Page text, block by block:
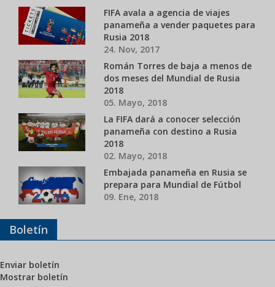
FIFA avala a agencia de viajes
panameña a vender paquetes para
Rusia 2018
24. Nov, 2017
Román Torres de baja a menos de
dos meses del Mundial de Rusia
2018
05. Mayo, 2018
La FIFA dará a conocer selección
panameña con destino a Rusia
2018
02. Mayo, 2018
Embajada panameña en Rusia se
prepara para Mundial de Fútbol
09. Ene, 2018
Boletín
Enviar boletín
Mostrar boletín